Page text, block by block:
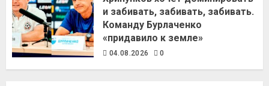
и забивать, забивать, забивать.
Команду Бурлаченко
«придавило к земле»
04.08.2026 0